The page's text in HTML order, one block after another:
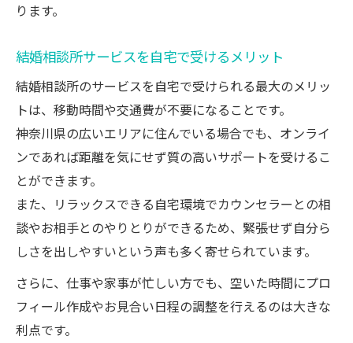
ります。
結婚相談所サービスを自宅で受けるメリット
結婚相談所のサービスを自宅で受けられる最大のメリッ
トは、移動時間や交通費が不要になることです。
神奈川県の広いエリアに住んでいる場合でも、オンライ
ンであれば距離を気にせず質の高いサポートを受けるこ
とができます。
また、リラックスできる自宅環境でカウンセラーとの相
談やお相手とのやりとりができるため、緊張せず自分ら
しさを出しやすいという声も多く寄せられています。
さらに、仕事や家事が忙しい方でも、空いた時間にプロ
フィール作成やお見合い日程の調整を行えるのは大きな
利点です。